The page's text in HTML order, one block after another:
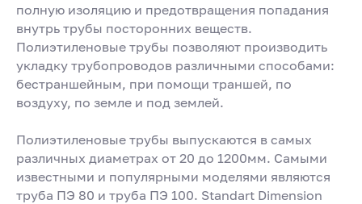
полную изоляцию и предотвращения попадания
внутрь трубы посторонних веществ.
Полиэтиленовые трубы позволяют производить
укладку трубопроводов различными способами:
бестраншейным, при помощи траншей, по
воздуху, по земле и под землей.
Полиэтиленовые трубы выпускаются в самых
различных диаметрах от 20 до 1200мм. Самыми
известными и популярными моделями являются
труба ПЭ 80 и труба ПЭ 100. Standart Dimension